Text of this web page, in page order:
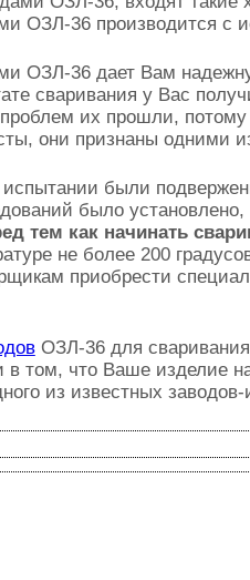
ОЗЛ-36 производится с
ОЗЛ-36 дает Вам
сваривания у Вас
их прошли, потому
они признаны одними
были
было
тем как начинать
не более 200
приобрести
ОЗЛ-36 для сваривания
в том, что Ваше изделие
из известных